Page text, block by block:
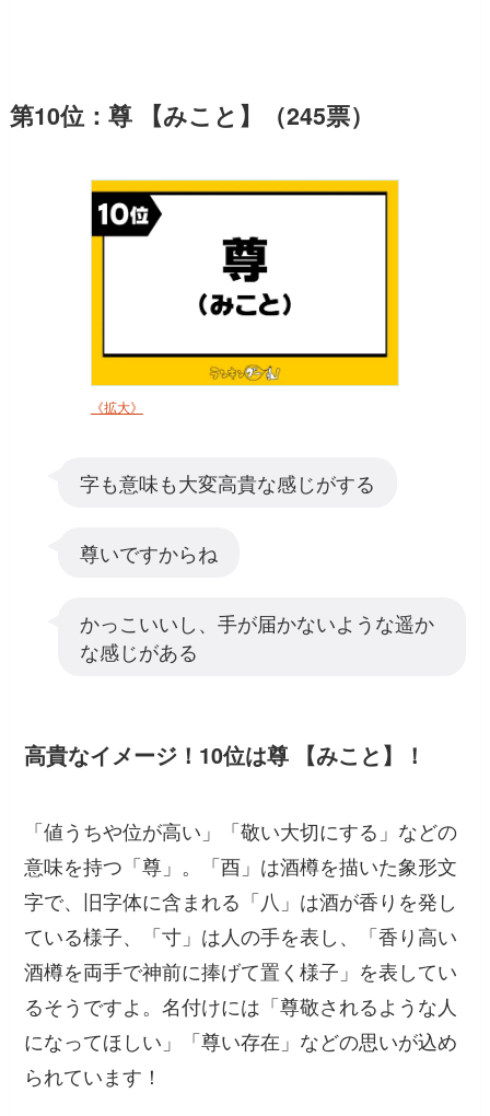
第10位：尊 【みこと】（245票）
《拡大》
字も意味も大変高貴な感じがする
尊いですからね
かっこいいし、手が届かないような遥か
な感じがある
高貴なイメージ！10位は尊 【みこと】！
「値うちや位が高い」「敬い大切にする」などの
意味を持つ「尊」。「酉」は酒樽を描いた象形文
字で、旧字体に含まれる「八」は酒が香りを発し
ている様子、「寸」は人の手を表し、「香り高い
酒樽を両手で神前に捧げて置く様子」を表してい
るそうですよ。名付けには「尊敬されるような人
になってほしい」「尊い存在」などの思いが込め
られています！